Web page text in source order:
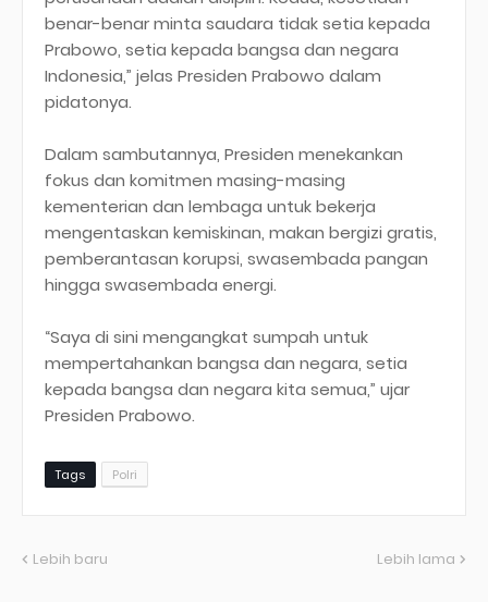
benar-benar minta saudara tidak setia kepada
Prabowo, setia kepada bangsa dan negara
Indonesia,” jelas Presiden Prabowo dalam
pidatonya.
Dalam sambutannya, Presiden menekankan
fokus dan komitmen masing-masing
kementerian dan lembaga untuk bekerja
mengentaskan kemiskinan, makan bergizi gratis,
pemberantasan korupsi, swasembada pangan
hingga swasembada energi.
“Saya di sini mengangkat sumpah untuk
mempertahankan bangsa dan negara, setia
kepada bangsa dan negara kita semua,” ujar
Presiden Prabowo.
Tags Polri
Lebih baru Lebih lama